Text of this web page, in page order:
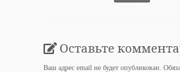
Оставьте
Ваш адрес email не будет опубликован.